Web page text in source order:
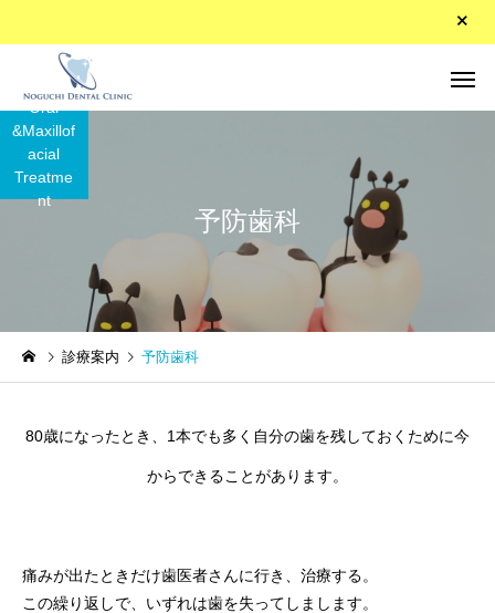
矯正歯科
矯正歯科（５歳から始
める歯並び治療）
(SAS)
親知らずの抜歯
矯正
55～74歳の方が健康につい
「受け口」「下顎前突
法について
予防歯科
Oral
&Maxillof
acial
Treatme
nt
診療案内 予防歯科
80歳になったとき、1本でも多く自分の歯を残しておくために今
からできることがあります。
痛みが出たときだけ歯医者さんに行き、治療する。
この繰り返しで、いずれは歯を失ってしまします。